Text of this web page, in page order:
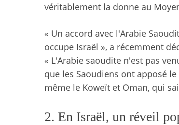
véritablement la donne au
« Un accord avec l'Arabie
occupe Israël », a récemment
« L'Arabie saoudite n'est pas
que les Saoudiens ont apposé
même le Koweït et Oman, qui
2. En Israël, un réveil